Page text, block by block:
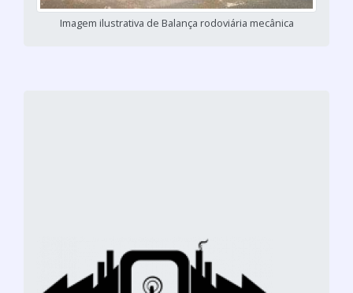
Imagem ilustrativa de Balança rodoviária mecânica